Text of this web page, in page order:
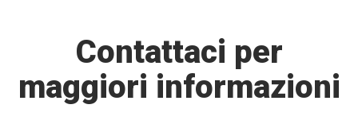
Contattaci per
maggiori informazioni